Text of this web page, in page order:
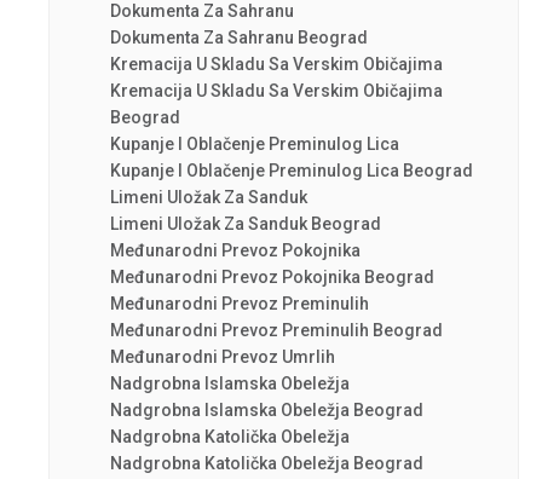
Dokumenta Za Sahranu
Dokumenta Za Sahranu Beograd
Kremacija U Skladu Sa Verskim Običajima
Kremacija U Skladu Sa Verskim Običajima
Beograd
Kupanje I Oblačenje Preminulog Lica
Kupanje I Oblačenje Preminulog Lica Beograd
Limeni Uložak Za Sanduk
Limeni Uložak Za Sanduk Beograd
Međunarodni Prevoz Pokojnika
Međunarodni Prevoz Pokojnika Beograd
Međunarodni Prevoz Preminulih
Međunarodni Prevoz Preminulih Beograd
Međunarodni Prevoz Umrlih
Nadgrobna Islamska Obeležja
Nadgrobna Islamska Obeležja Beograd
Nadgrobna Katolička Obeležja
Nadgrobna Katolička Obeležja Beograd